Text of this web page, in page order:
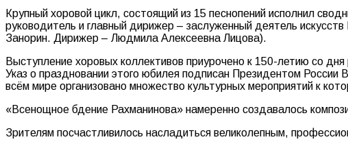
Крупный хоровой цикл, состоящий из 15 песнопений исполнил
руководитель и главный дирижер – заслуженный деятель
Занорин. Дирижер – Людмила Алексеевна Лицова).
Выступление хоровых коллективов приурочено к 150-летию со
Указ о праздновании этого юбилея подписан Президентом
всём мире организовано множество культурных мероприятий к
«Всенощное бдение Рахманинова» намеренно создавалось
Зрителям посчастливилось насладиться великолепным,